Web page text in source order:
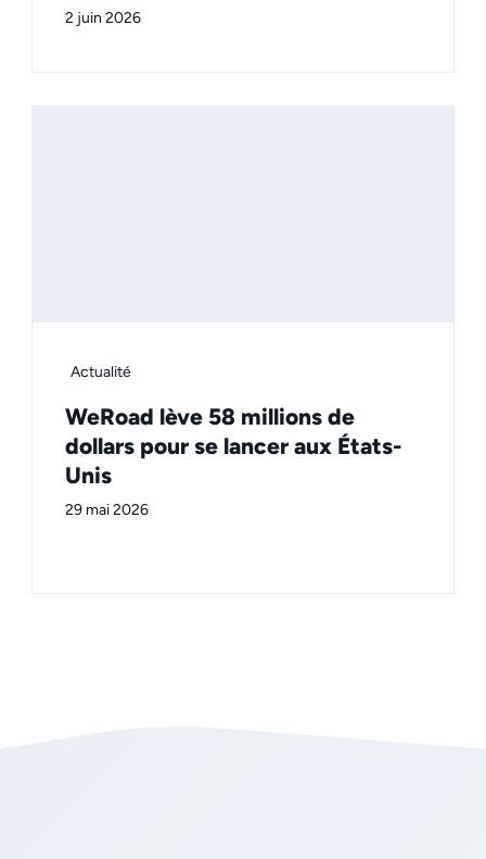
2 juin 2026
Actualité
WeRoad lève 58 millions de
dollars pour se lancer aux États-
Unis
29 mai 2026